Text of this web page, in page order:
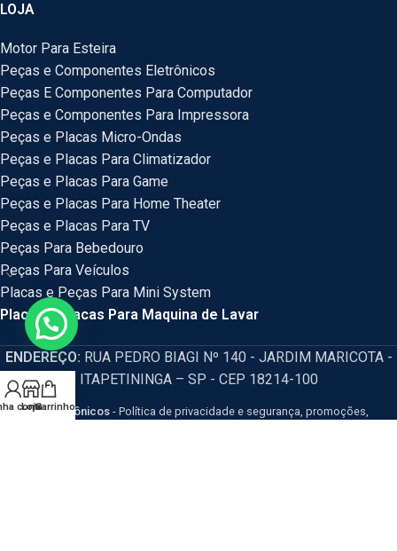
LOJA
Motor Para Esteira
Peças e Componentes Eletrônicos
Peças E Componentes Para Computador
Peças e Componentes Para Impressora
Peças e Placas Micro-Ondas
Peças e Placas Para Climatizador
Peças e Placas Para Game
Peças e Placas Para Home Theater
Peças e Placas Para TV
Peças Para Bebedouro
Peças Para Veículos
Placas e Peças Para Mini System
Placas e Placas Para Maquina de Lavar
ENDEREÇO: RUA PEDRO BIAGI Nº 140 - JARDIM MARICOTA -
ITAPETININGA – SP - CEP 18214-100
HM Eletrônicos - Política de privacidade e segurança, promoções,
conta
LojaCarrinho